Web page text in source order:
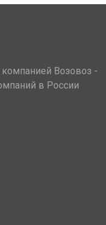
Возовоз -
в России